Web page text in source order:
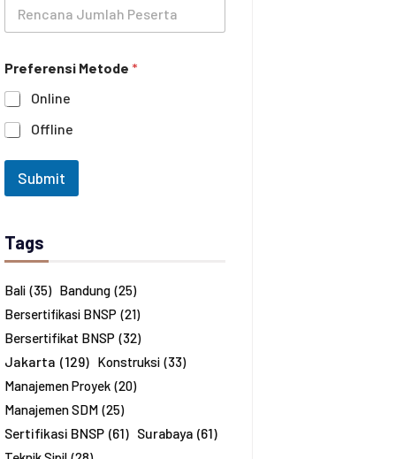
i
a
n
*
n
a
a
J
u
e
s
r
a
*
Preferensi Metode *
Online
Offline
Submit
Tags
Bali (35) Bandung (25)
Bersertifikasi BNSP (21)
Bersertifikat BNSP (32)
Jakarta (129) Konstruksi (33)
Manajemen Proyek (20)
Manajemen SDM (25)
Sertifikasi BNSP (61) Surabaya (61)